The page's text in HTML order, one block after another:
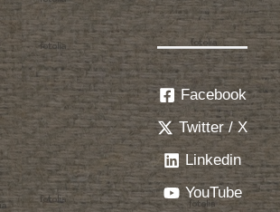
Facebook
Twitter / X
Linkedin
YouTube